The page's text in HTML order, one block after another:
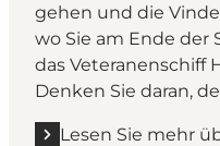
gehen und die
wo Sie am Ende der
das Veteranenschiff
Denken Sie daran,
Lesen Sie mehr